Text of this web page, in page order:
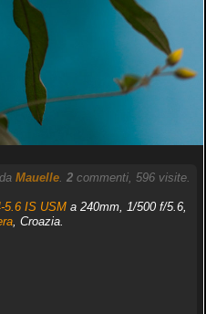
Mauelle. 2commenti, 596 visite.
5.6 IS USMa 240mm, 1/500 f/5.6,
, Croazia.